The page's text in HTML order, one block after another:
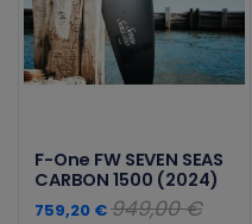
F-One FW SEVEN SEAS
CARBON 1500 (2024)
759,20 €949,00 €